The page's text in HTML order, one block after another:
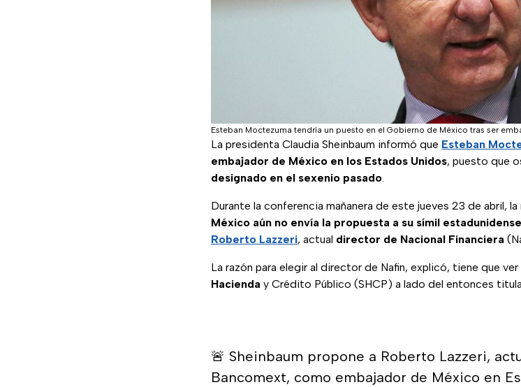
Esteban Moctezuma tendría un puesto en el Gobierno de México tras ser
La presidenta Claudia Sheinbaum informó que Esteban
embajador de México en los Estados Unidos, puesto que
designado en el sexenio pasado.
Durante la conferencia mañanera de este jueves 23 de abril,
México aún no envía la propuesta a su símil estadunidense
Roberto Lazzeri, actual director de Nacional Financiera
La razón para elegir al director de Nafin, explicó, tiene que ver
Hacienda y Crédito Público (SHCP) a lado del entonces
🚨 Sheinbaum propone a Roberto Lazzeri,
Bancomext, como embajador de México